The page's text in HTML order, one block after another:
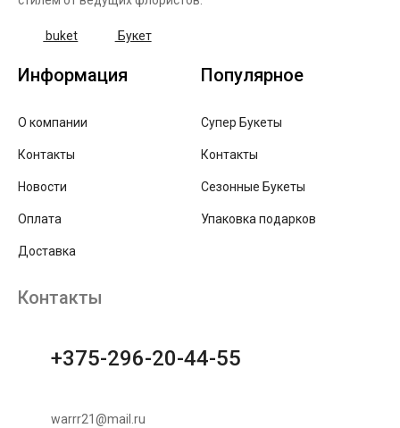
buket Букет
Информация
О компании
Контакты
Новости
Оплата
Доставка
Популярное
Супер Букеты
Контакты
Сезонные Букеты
Упаковка подарков
Контакты
+375-296-20-44-55
warrr21@mail.ru